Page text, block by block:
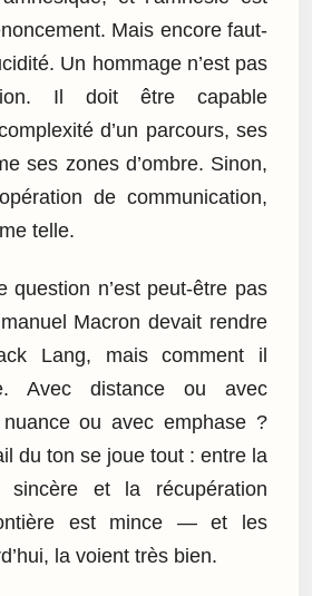
Mais encore faut-
Un hommage n’est pas
Il doit être capable
d’un parcours, ses
ses zones d’ombre. Sinon,
de communication,
telle.
question n’est peut-être pas
Macron devait rendre
Lang, mais comment il
Avec distance ou avec
ou avec emphase ?
du ton se joue tout : entre la
sincère et la récupération
est mince — et les
la voient très bien.